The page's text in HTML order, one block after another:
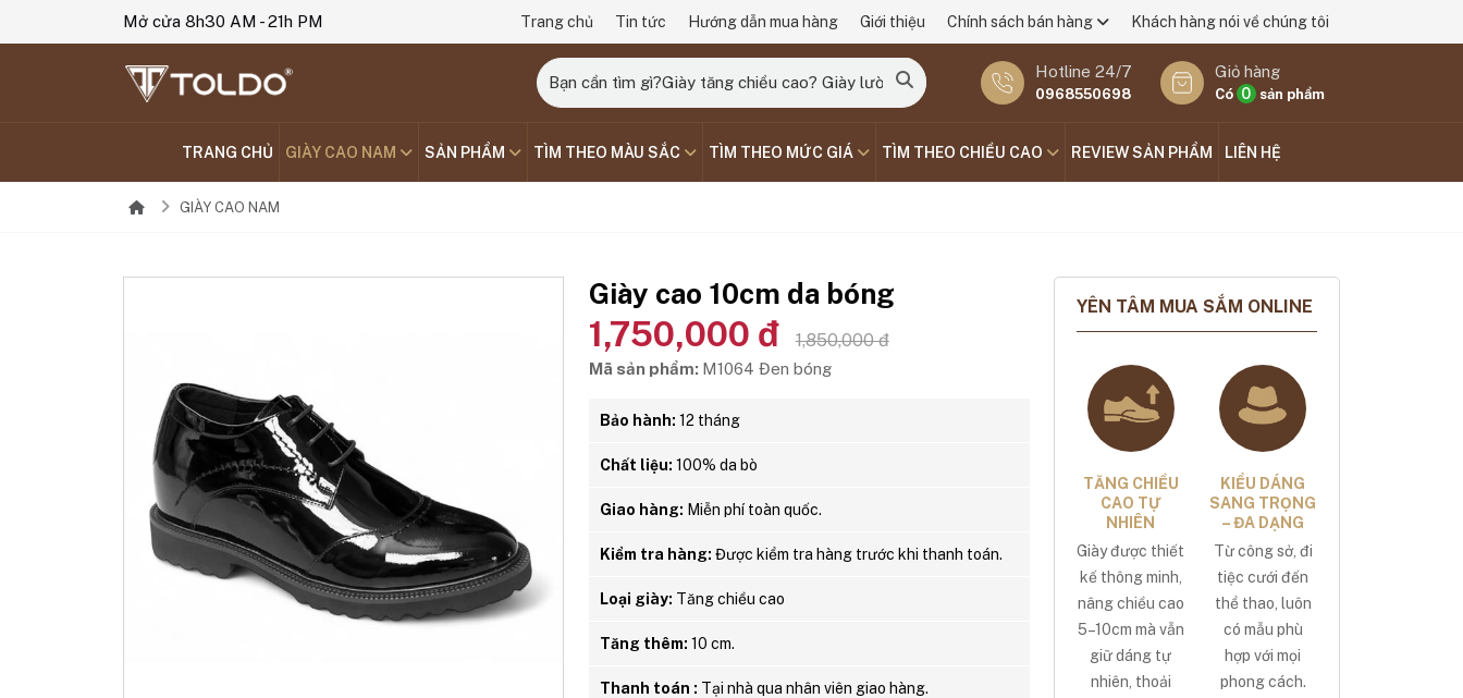
Mở cửa 8h30 AM - 21h PM Trang chủ Tin tức Hướng dẫn mua hàng Giới thiệu Chính sách bán hàng Khách hàng nói về chúng tôi
Giỏ hàng
Có 0 sản phẩm
Hotline 24/7
0968550698
TRANG CHỦ GIÀY CAO NAM SẢN PHẨM TÌM THEO MÀU SẮC TÌM THEO MỨC GIÁ TÌM THEO CHIỀU CAO REVIEW SẢN PHẨM LIÊN HỆ
GIÀY CAO NAM
Giày cao 10cm da bóng
1,750,000 đ 1,850,000 đ
Mã sản phẩm: M1064 Đen bóng
Bảo hành: 12 tháng
Chất liệu: 100% da bò
Giao hàng: Miễn phí toàn quốc.
Kiểm tra hàng: Được kiểm tra hàng trước khi thanh toán.
Loại giày: Tăng chiều cao
Tăng thêm: 10 cm.
Thanh toán : Tại nhà qua nhân viên giao hàng.
YÊN TÂM MUA SẮM ONLINE
TĂNG CHIỀU
CAO TỰ
NHIÊN
Giày được thiết
kế thông minh,
nâng chiều cao
5–10cm mà vẫn
giữ dáng tự
nhiên, thoải
KIỂU DÁNG
SANG TRỌNG
– ĐA DẠNG
Từ công sở, đi
tiệc cưới đến
thể thao, luôn
có mẫu phù
hợp với mọi
phong cách.